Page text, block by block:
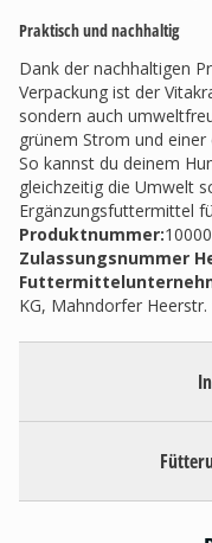
Praktisch und nachhaltig
Dank der nachhaltigen
Verpackung ist der
sondern auch
grünem Strom und
So kannst du deinem
gleichzeitig die Umwelt
Ergänzungsfuttermittel
Produktnummer:
Zulassungsnummer
KG, Mahndorfer